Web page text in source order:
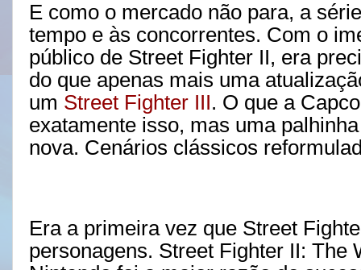
E como o mercado não para, a
tempo e às concorrentes. Com o
público de Street Fighter II, era
do que apenas mais uma
um Street Fighter III. O que a
exatamente isso, mas uma
nova. Cenários clássicos
Era a primeira vez que Street
personagens. Street Fighter II: The